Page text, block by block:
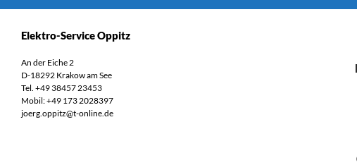
Elektro-Service Oppitz
An der Eiche 2
D-18292 Krakow am See
Tel. +49 38457 23453
Mobil: +49 173 2028397
joerg.oppitz@t-online.de